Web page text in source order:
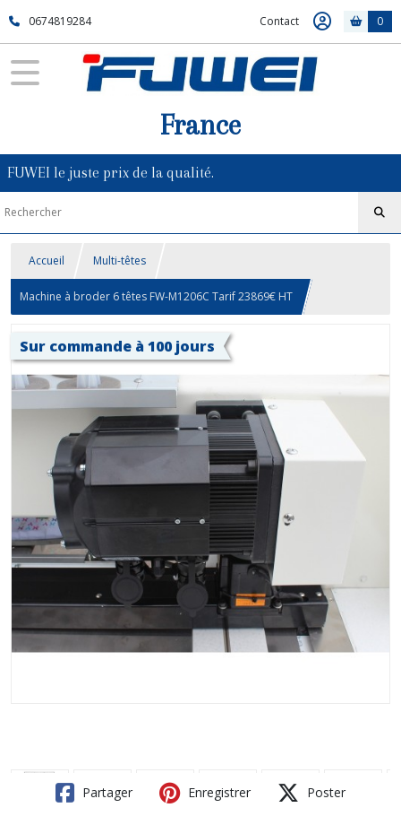
0674819284 Contact 0
France
FUWEI le juste prix de la qualité.
Accueil Multi-têtes
Machine à broder 6 têtes FW-M1206C Tarif 23869€ HT
Sur commande à 100 jours
Partager Enregistrer Poster